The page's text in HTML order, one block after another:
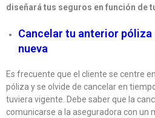
diseñará tus seguros en función de
Cancelar tu anterior
nueva
Es frecuente que el cliente se centre
póliza y se olvide de cancelar en
tuviera vigente. Debe saber que la
comunicarse a la aseguradora con un